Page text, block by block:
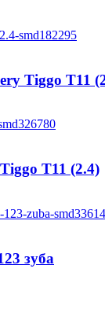
Tiggo T11
T11 (2.4)
зуба